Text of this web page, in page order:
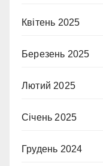
Квітень 2025
Березень 2025
Лютий 2025
Січень 2025
Грудень 2024